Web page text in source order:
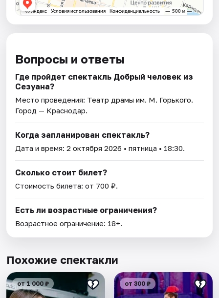
Вопросы и ответы
Где пройдет спектакль Добрый человек из
Сезуана?
Место проведения: Театр драмы им. М. Горького.
Город — Краснодар.
Когда запланирован спектакль?
Дата и время:2 октября 2026 • пятница • 18:30.
Сколько стоит билет?
Стоимость билета: от 700 ₽.
Есть ли возрастные ограничения?
Возрастное ограничение: 18+.
Похожие спектакли
от 1 000 ₽ от 300 ₽